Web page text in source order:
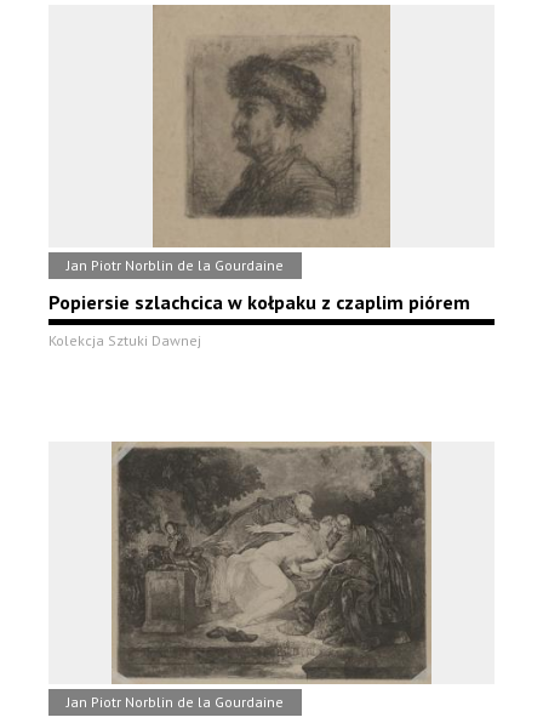
Jan Piotr Norblin de la Gourdaine
Popiersie szlachcica w kołpaku z czaplim piórem
Kolekcja Sztuki Dawnej
Jan Piotr Norblin de la Gourdaine